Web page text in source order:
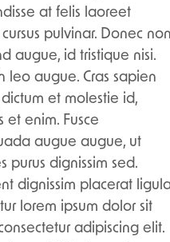
at felis laoreet
pulvinar. Donec non
augue, id tristique nisi.
leo augue. Cras sapien
et molestie id,
et enim. Fusce
augue augue, ut
purus dignissim sed.
dignissim placerat
lorem ipsum dolor sit
adipiscing elit.